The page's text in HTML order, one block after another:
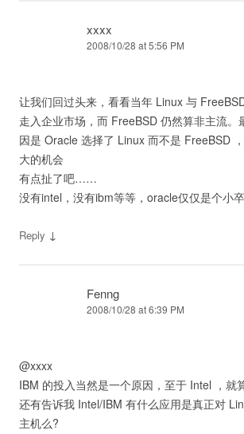
xxxx
2008/10/28 at 5:56 PM
让我们回过头来，看看当年 Linux 与
走入企业市场，而 FreeBSD 仍然算非主流。
因是 Oracle 选择了 Linux 而不是 FreeBSD
大的机会
有点扯了吧……
没有intel，没有ibm等等，oracle仅仅是个小卒
Reply ↓
Fenng
2008/10/28 at 6:39 PM
@xxxx
IBM 的投入当然是一个原因，至于 Intel ，就
还有告诉我 Intel/IBM 有什么应用是真正对
主机么?